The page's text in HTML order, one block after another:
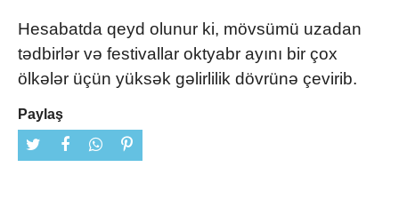
Hesabatda qeyd olunur ki, mövsümü uzadan
tədbirlər və festivallar oktyabr ayını bir çox
ölkələr üçün yüksək gəlirlilik dövrünə çevirib.
Paylaş